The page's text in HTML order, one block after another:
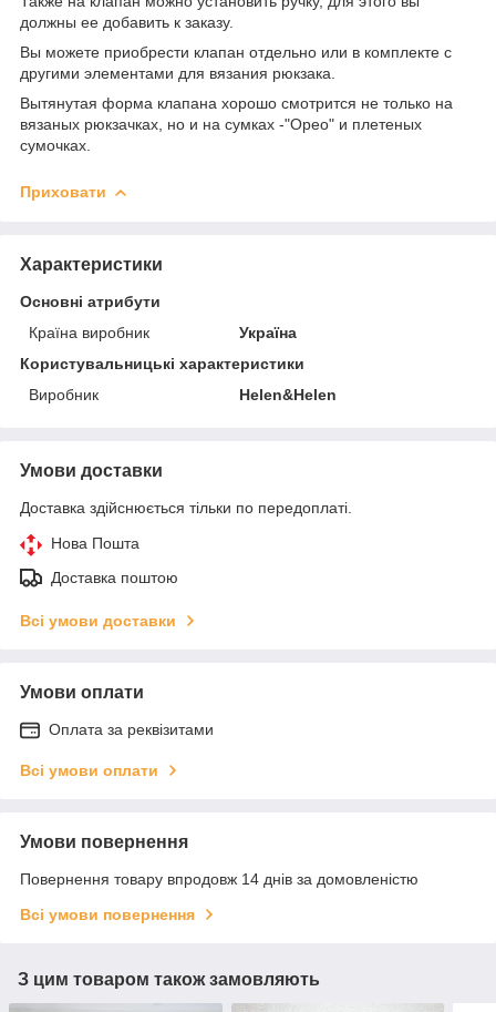
должны ее добавить к заказу.
Вы можете приобрести клапан отдельно или в комплекте с
другими элементами для вязания рюкзака.
Вытянутая форма клапана хорошо смотрится не только на
вязаных рюкзачках, но и на сумках -"Орео" и плетеных
сумочках.
Приховати
Характеристики
Основні атрибути
Країна виробник
Україна
Користувальницькі характеристики
Виробник
Helen&Helen
Умови доставки
Доставка здійснюється тільки по передоплаті.
Нова Пошта
Доставка поштою
Всі умови доставки
Умови оплати
Оплата за реквізитами
Всі умови оплати
Умови повернення
Повернення товару впродовж 14 днів за домовленістю
Всі умови повернення
З цим товаром також замовляють